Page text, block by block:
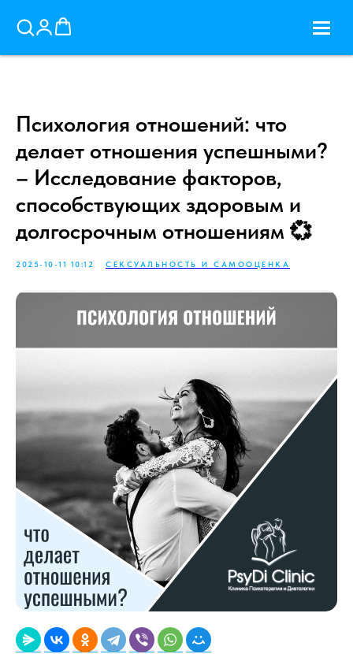
Психология отношений: что
делает отношения успешными?
– Исследование факторов,
способствующих здоровым и
долгосрочным отношениям 💞
2025-10-11 10:12 СЕКСУАЛЬНОСТЬ И САМООЦЕНКА